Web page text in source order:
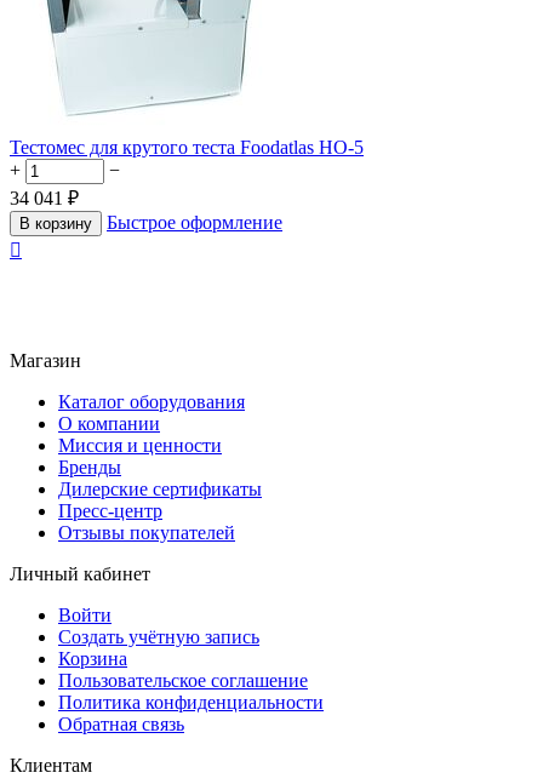
Тестомес для крутого теста Foodatlas HO-5
+
−
34 041 ₽
В корзину
Быстрое оформление

Магазин
Каталог оборудования
О компании
Миссия и ценности
Бренды
Дилерские сертификаты
Пресс-центр
Отзывы покупателей
Личный кабинет
Войти
Создать учётную запись
Корзина
Пользовательское соглашение
Политика конфиденциальности
Обратная связь
Клиентам